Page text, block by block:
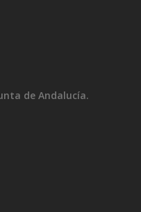
de Andalucía.